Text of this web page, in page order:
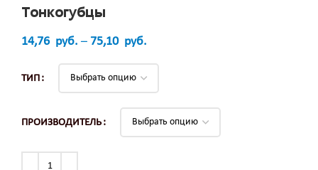
Тонкогубцы
14,76 руб. – 75,10 руб.
ТИП
ПРОИЗВОДИТЕЛЬ